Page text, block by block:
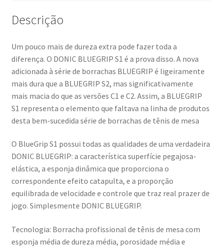
Descrição
Um pouco mais de dureza extra pode fazer toda a
diferença. O DONIC BLUEGRIP S1 é a prova disso. A nova
adicionada à série de borrachas BLUEGRIP é ligeiramente
mais dura que a BLUEGRIP S2, mas significativamente
mais macia do que as versões C1 e C2. Assim, a BLUEGRIP
S1 representa o elemento que faltava na linha de produtos
desta bem-sucedida série de borrachas de tênis de mesa
O BlueGrip S1 possui todas as qualidades de uma verdadeira
DONIC BLUEGRIP: a característica superfície pegajosa-
elástica, a esponja dinâmica que proporciona o
correspondente efeito catapulta, e a proporção
equilibrada de velocidade e controle que traz real prazer de
jogo. Simplesmente DONIC BLUEGRIP.
Tecnologia: Borracha profissional de tênis de mesa com
esponja média de dureza média, porosidade média e